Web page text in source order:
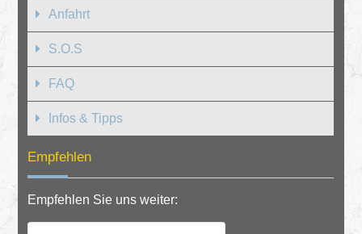
Anfahrt
S.O.S
FAQ
Infos & Tipps
Empfehlen
Empfehlen Sie uns weiter: